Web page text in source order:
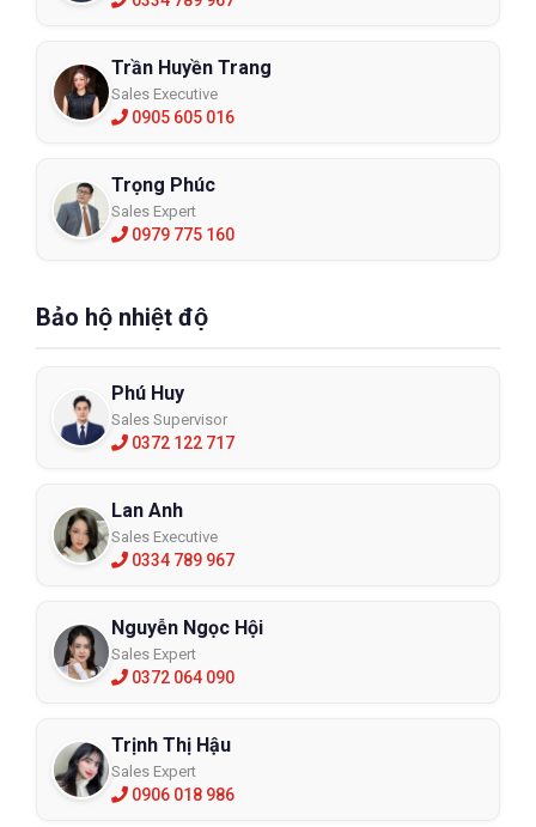
Trần Huyền Trang
Sales Executive
0905 605 016
Trọng Phúc
Sales Expert
0979 775 160
Bảo hộ nhiệt độ
Phú Huy
Sales Supervisor
0372 122 717
Lan Anh
Sales Executive
0334 789 967
Nguyễn Ngọc Hội
Sales Expert
0372 064 090
Trịnh Thị Hậu
Sales Expert
0906 018 986